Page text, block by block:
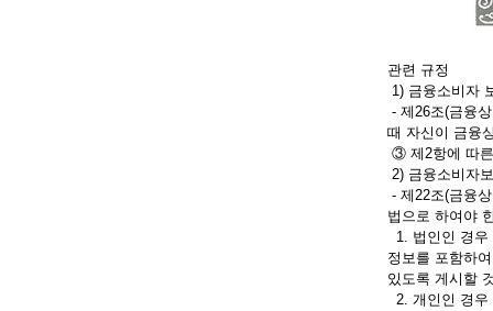
관련 규정
1) 금융소비자
- 제26조(금융
때 자신이 금융
③ 제2항에 따
2) 금융소비자
- 제22조(금융
법으로 하여야
1. 법인인 경우
정보를 포함하
있도록 게시할
2. 개인인 경우